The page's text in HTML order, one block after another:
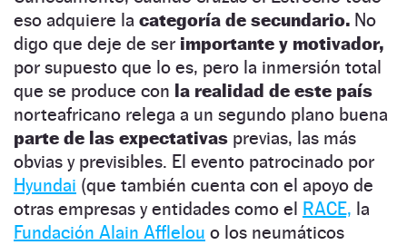
eso adquiere la categoría de secundario. No
digo que deje de ser importante y motivador,
por supuesto que lo es, pero la inmersión total
que se produce con la realidad de este país
norteafricano relega a un segundo plano buena
parte de las expectativas previas, las más
obvias y previsibles. El evento patrocinado por
Hyundai (que también cuenta con el apoyo de
otras empresas y entidades como el RACE, la
Fundación Alain Afflelou o los neumáticos